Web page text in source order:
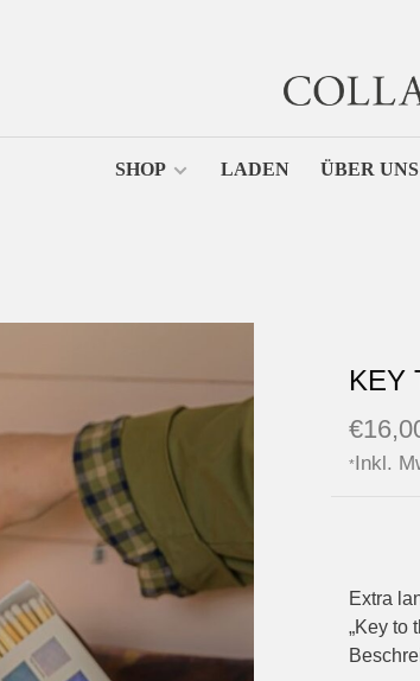
SHOP LADEN ÜBER UNS
KEY
*Inkl.
Extra
„Key to